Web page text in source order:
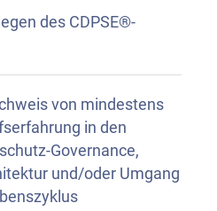
des CDPSE®-
von mindestens
in den
Governance,
und/oder Umgang